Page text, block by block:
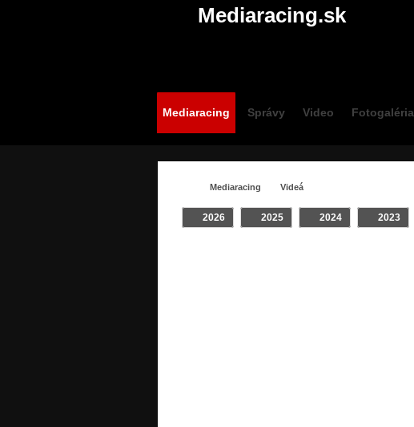
Mediaracing.sk
Mediaracing Správy Video Fotogaléria
Mediaracing Videá
2026 2025 2024 2023